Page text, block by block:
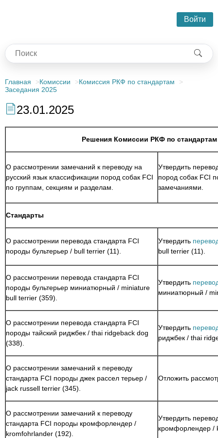
Войти
Главная Комиссии
Комиссия РКФ по стандартам
Заседания 2025
23.01.2025
Решения Комиссии РКФ по стандартам
О рассмотрении замечаний к переводу на
русский язык классификации пород собак FCI
по группам, секциям и разделам.
Утвердить
пород собак FCI
замечаниями.
Стандарты
О рассмотрении перевода стандарта FCI
породы бультерьер / bull terrier (11).
Утвердить
bull terrier (11).
О рассмотрении перевода стандарта FCI
породы бультерьер миниатюрный / miniature
bull terrier (359).
Утвердить
миниатюрный /
О рассмотрении перевода стандарта FCI
породы тайский риджбек / thai ridgeback dog
(338).
Утвердить
риджбек / thai
О рассмотрении замечаний к переводу
стандарта FCI породы джек рассел терьер /
jack russell terrier (345).
Отложить
О рассмотрении замечаний к переводу
стандарта FCI породы кромфорлендер /
kromfohrlander (192).
Утвердить
кромфорлендер /